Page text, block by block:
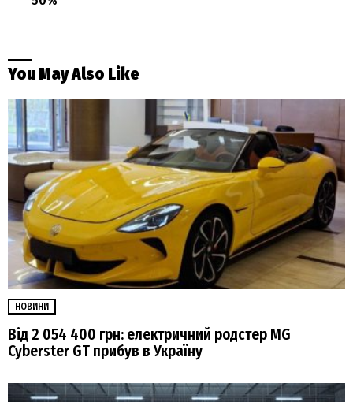
You May Also Like
НОВИНИ
Від 2 054 400 грн: електричний родстер MG
Cyberster GT прибув в Україну